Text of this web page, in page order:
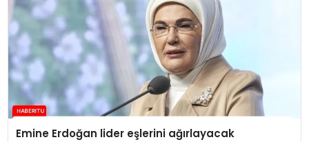
Emine Erdoğan lider eşlerini ağırlayacak